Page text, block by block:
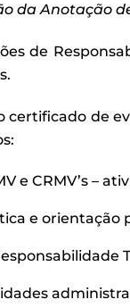
da Anotação
de
certificado de
e CRMV’s –
e orientação